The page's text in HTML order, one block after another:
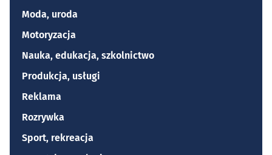
Moda, uroda
Motoryzacja
Nauka, edukacja, szkolnictwo
Produkcja, usługi
Reklama
Rozrywka
Sport, rekreacja